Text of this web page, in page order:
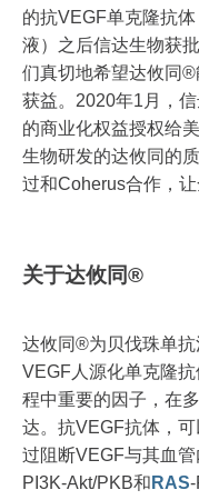
的抗VEGF单克隆抗
液）之后信达生物获
们真切地希望达攸同
获益。2020年1月，
的商业化权益授权给
生物研发的达攸同的
过和Coherus合作，
关于达攸同®
达攸同®为贝伐珠单
VEGF人源化单克隆
程中重要的因子，在
达。抗VEGF抗体，
过阻断VEGF与其血
PI3K-Akt/PKB和 RAS-